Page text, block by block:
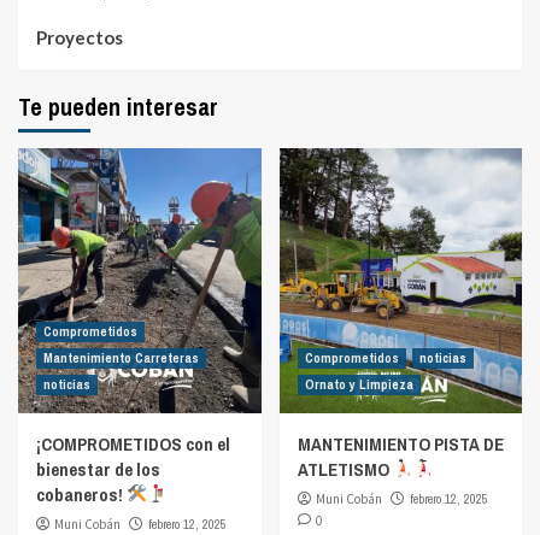
Proyectos
Te pueden interesar
Comprometidos
Mantenimiento Carreteras
noticias
¡COMPROMETIDOS con el
bienestar de los
cobaneros!
Muni Cobán
febrero 12, 2025
Comprometidos
noticias
Ornato y Limpieza
MANTENIMIENTO PISTA DE
ATLETISMO
Muni Cobán
febrero 12, 2025
0